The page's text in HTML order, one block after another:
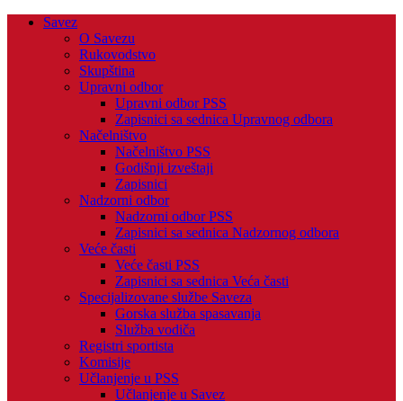
Savez
O Savezu
Rukovodstvo
Skupština
Upravni odbor
Upravni odbor PSS
Zapisnici sa sednica Upravnog odbora
Načelništvo
Načelništvo PSS
Godišnji izveštaji
Zapisnici
Nadzorni odbor
Nadzorni odbor PSS
Zapisnici sa sednica Nadzornog odbora
Veće časti
Veće časti PSS
Zapisnici sa sednica Veća časti
Specijalizovane službe Saveza
Gorska služba spasavanja
Služba vodiča
Registri sportista
Komisije
Učlanjenje u PSS
Učlanjenje u Savez